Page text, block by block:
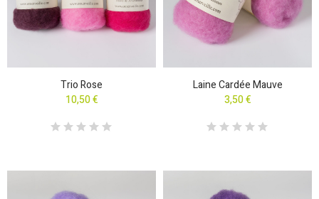
Trio Rose
10,50 €
Laine Cardée Mauve
3,50 €